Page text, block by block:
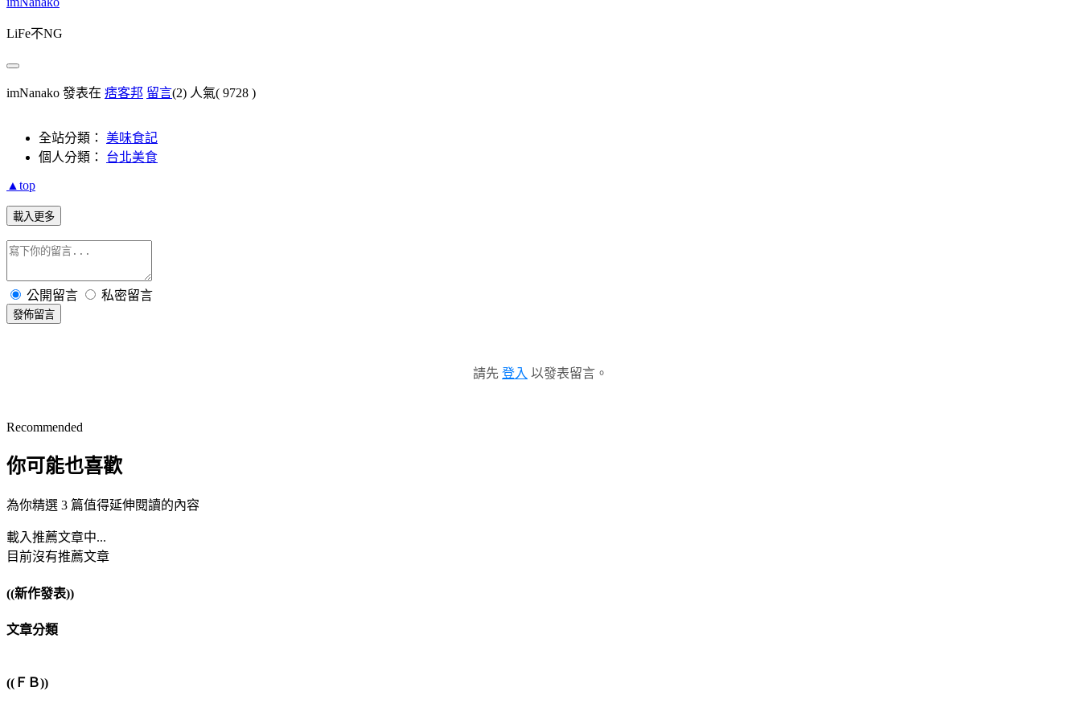
LiFe不NG
imNanako 發表在 痞客邦 留言(2) 人氣( 9728 )
全站分類： 美味食記
個人分類： 台北美食
▲top
載入更多
公開留言 私密留言
發佈留言
請先 登入 以發表留言。
Recommended
你可能也喜歡
為你精選 3 篇值得延伸閱讀的內容
載入推薦文章中...
目前沒有推薦文章
((新作發表))
文章分類
((ＦＢ))